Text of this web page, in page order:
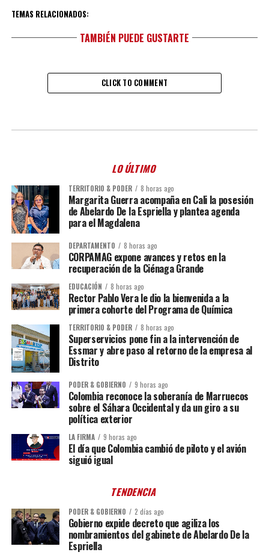
TEMAS RELACIONADOS:
TAMBIÉN PUEDE GUSTARTE
CLICK TO COMMENT
LO ÚLTIMO
TERRITORIO & PODER 8 horas ago
Margarita Guerra acompaña en Cali la posesión
de Abelardo De la Espriella y plantea agenda
para el Magdalena
DEPARTAMENTO 8 horas ago
CORPAMAG expone avances y retos en la
recuperación de la Ciénaga Grande
EDUCACIÓN 8 horas ago
Rector Pablo Vera le dio la bienvenida a la
primera cohorte del Programa de Química
TERRITORIO & PODER 8 horas ago
Superservicios pone fin a la intervención de
Essmar y abre paso al retorno de la empresa al
Distrito
PODER & GOBIERNO 9 horas ago
Colombia reconoce la soberanía de Marruecos
sobre el Sáhara Occidental y da un giro a su
política exterior
LA FIRMA 9 horas ago
El día que Colombia cambió de piloto y el avión
siguió igual
TENDENCIA
PODER & GOBIERNO 2 días ago
Gobierno expide decreto que agiliza los
nombramientos del gabinete de Abelardo De la
Espriella